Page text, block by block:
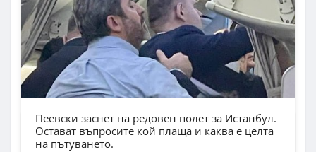
Пеевски заснет на редовен полет за Истанбул.
Остават въпросите кой плаща и каква е целта
на пътуването.